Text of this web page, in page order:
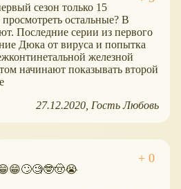
сезон только 15
остальные? В
Последние серии из первого
Дюка от вируса и попытка
железной
начинают показывать второй
27.12.2020 Гость Любовь